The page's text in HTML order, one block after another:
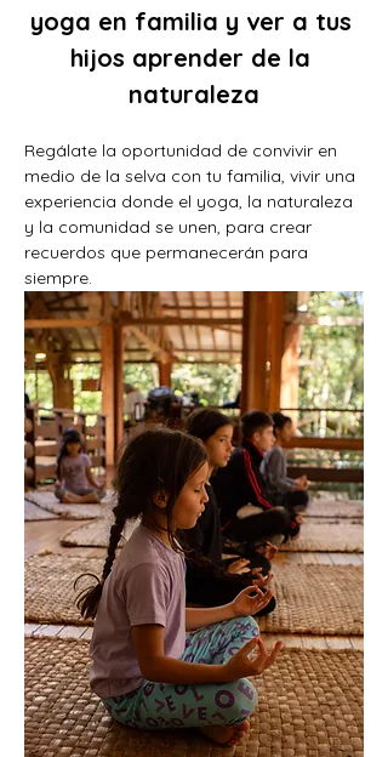
yoga en familia y ver a tus
hijos aprender de la
naturaleza
Regálate la oportunidad de convivir en
medio de la selva con tu familia, vivir una
experiencia donde el yoga, la naturaleza
y la comunidad se unen, para crear
recuerdos que permanecerán para
siempre.